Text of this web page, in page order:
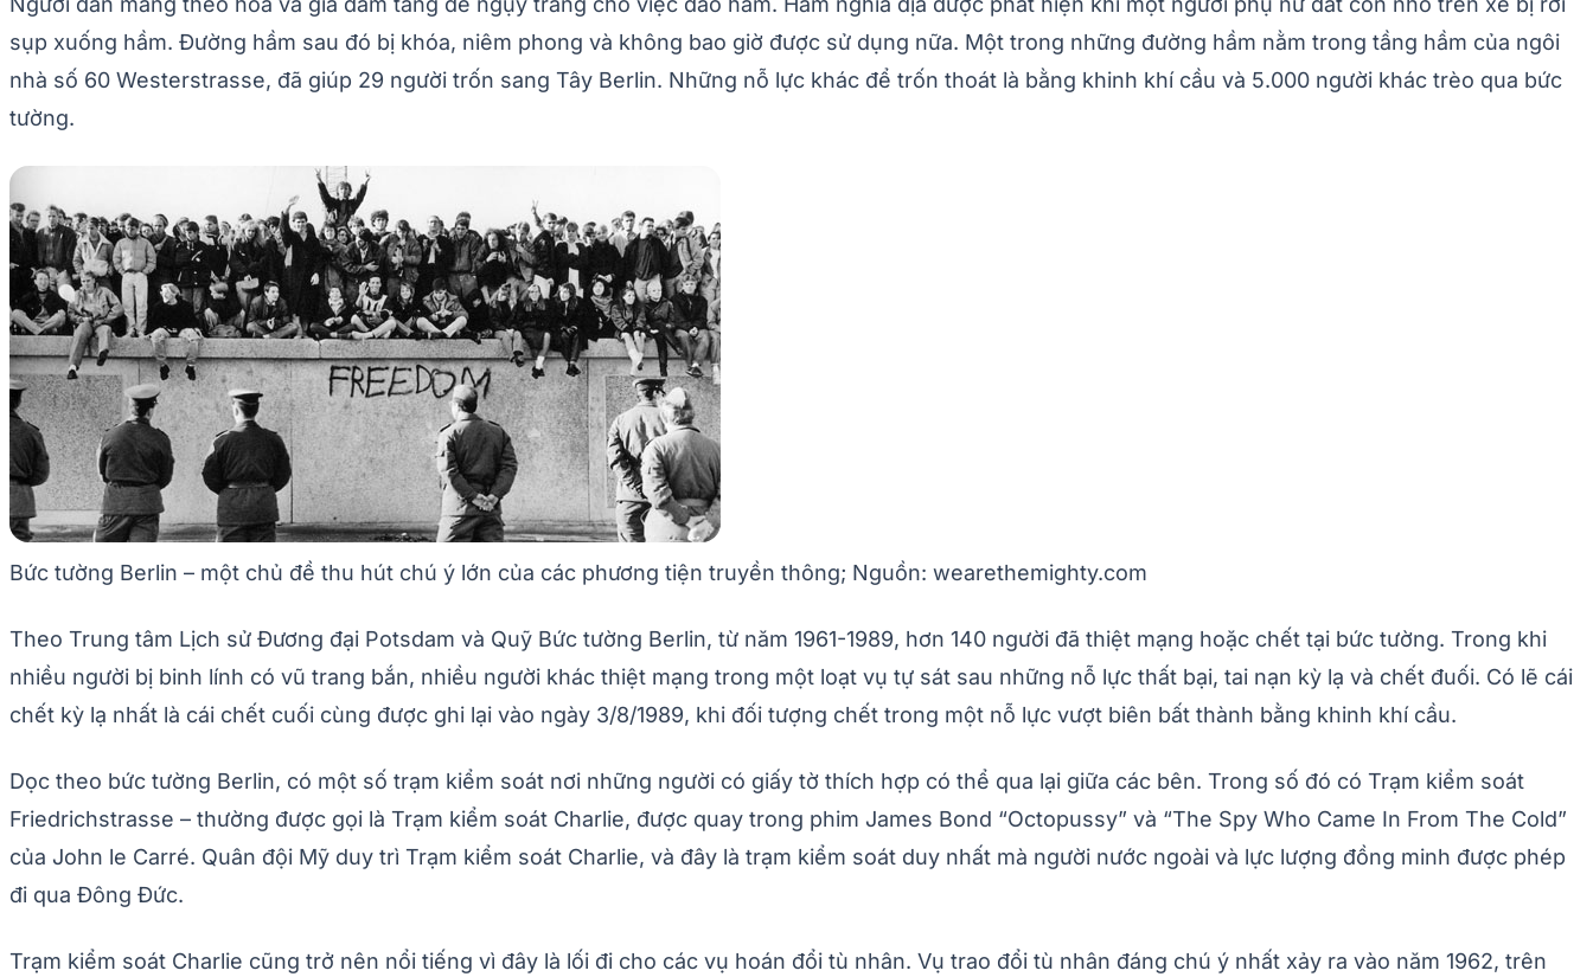
sụp xuống hầm. Đường hầm sau đó bị khóa, niêm phong và không bao giờ được sử dụng nữa. Một trong những đường hầm nằm trong tầng hầm của ngôi
nhà số 60 Westerstrasse, đã giúp 29 người trốn sang Tây Berlin. Những nỗ lực khác để trốn thoát là bằng khinh khí cầu và 5.000 người khác trèo qua bức
tường.
Bức tường Berlin – một chủ đề thu hút chú ý lớn của các phương tiện truyền thông; Nguồn: wearethemighty.com
Theo Trung tâm Lịch sử Đương đại Potsdam và Quỹ Bức tường Berlin, từ năm 1961-1989, hơn 140 người đã thiệt mạng hoặc chết tại bức tường. Trong khi
nhiều người bị binh lính có vũ trang bắn, nhiều người khác thiệt mạng trong một loạt vụ tự sát sau những nỗ lực thất bại, tai nạn kỳ lạ và chết đuối. Có lẽ cái
chết kỳ lạ nhất là cái chết cuối cùng được ghi lại vào ngày 3/8/1989, khi đối tượng chết trong một nỗ lực vượt biên bất thành bằng khinh khí cầu.
Dọc theo bức tường Berlin, có một số trạm kiểm soát nơi những người có giấy tờ thích hợp có thể qua lại giữa các bên. Trong số đó có Trạm kiểm soát
Friedrichstrasse – thường được gọi là Trạm kiểm soát Charlie, được quay trong phim James Bond “Octopussy” và “The Spy Who Came In From The Cold”
của John le Carré. Quân đội Mỹ duy trì Trạm kiểm soát Charlie, và đây là trạm kiểm soát duy nhất mà người nước ngoài và lực lượng đồng minh được phép
đi qua Đông Đức.
Trạm kiểm soát Charlie cũng trở nên nổi tiếng vì đây là lối đi cho các vụ hoán đổi tù nhân. Vụ trao đổi tù nhân đáng chú ý nhất xảy ra vào năm 1962, trên